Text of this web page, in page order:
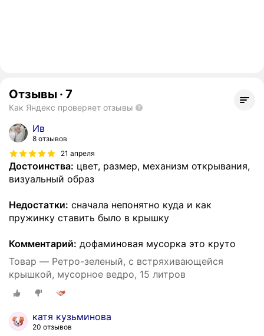
Отзывы · 7
Как Яндекс проверяет отзывы
Ив
8 отзывов
21 апреля
Достоинства: цвет, размер, механизм открывания,
визуальный образ
Недостатки: сначала непонятно куда и как
пружинку ставить было в крышку
Комментарий: дофаминовая мусорка это круто
Товар — Ретро-зеленый, с встряхивающейся
крышкой, мусорное ведро, 15 литров
катя кузьминова
20 отзывов